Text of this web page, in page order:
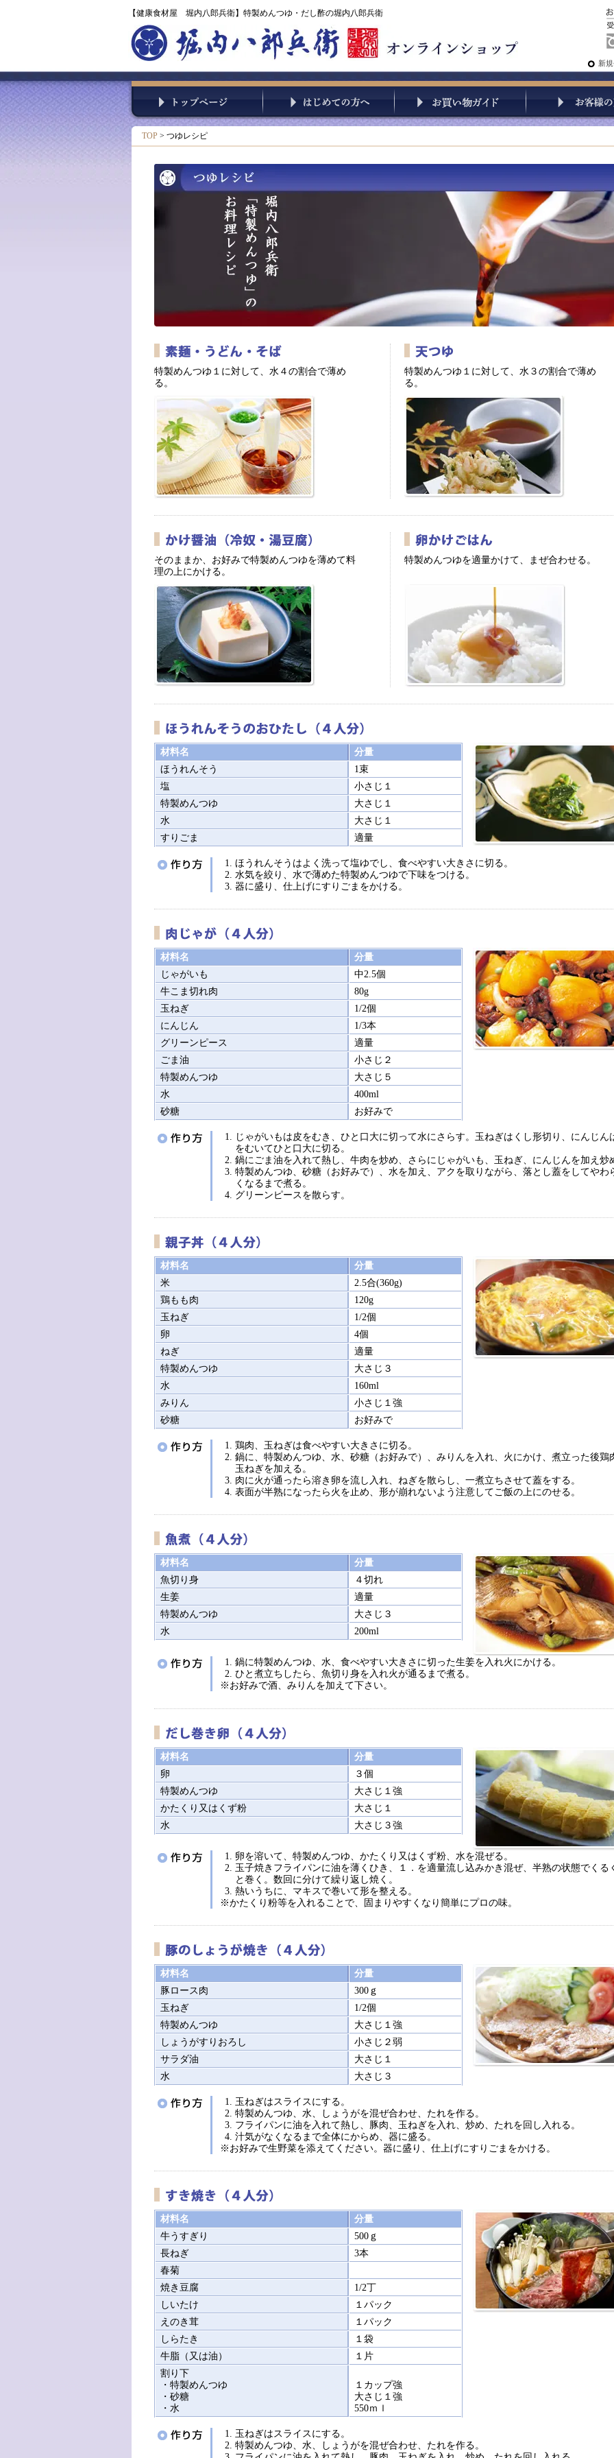
【健康食材屋 堀内八郎兵衛】特製めんつゆ・だし酢の堀内八郎兵衛
新
TOP > つゆレシピ
特製めんつゆ１に対して、水４の割合で薄め
る。
特製めんつゆ１に対して、水３の割合で薄め
る。
そのままか、お好みで特製めんつゆを薄めて料
理の上にかける。
特製めんつゆを適量かけて、まぜ合わせる。
材料名
分量
ほうれんそう
1束
塩
小さじ１
特製めんつゆ
大さじ１
水
大さじ１
すりごま
適量
ほうれんそうはよく洗って塩ゆでし、食べやすい大きさに切る。
水気を絞り、水で薄めた特製めんつゆで下味をつける。
器に盛り、仕上げにすりごまをかける。
材料名
分量
じゃがいも
中2.5個
牛こま切れ肉
80g
玉ねぎ
1/2個
にんじん
1/3本
グリーンピース
適量
ごま油
小さじ２
特製めんつゆ
大さじ５
水
400ml
砂糖
お好みで
じゃがいもは皮をむき、ひと口大に切って水にさらす。玉ねぎはくし形切り、にんじん
をむいてひと口大に切る。
鍋にごま油を入れて熱し、牛肉を炒め、さらにじゃがいも、玉ねぎ、にんじんを加え炒
特製めんつゆ、砂糖（お好みで）、水を加え、アクを取りながら、落とし蓋をしてやわ
くなるまで煮る。
グリーンピースを散らす。
材料名
分量
米
2.5合(360g)
鶏もも肉
120g
玉ねぎ
1/2個
卵
4個
ねぎ
適量
特製めんつゆ
大さじ３
水
160ml
みりん
小さじ１強
砂糖
お好みで
鶏肉、玉ねぎは食べやすい大きさに切る。
鍋に、特製めんつゆ、水、砂糖（お好みで）、みりんを入れ、火にかけ、煮立った後鶏
玉ねぎを加える。
肉に火が通ったら溶き卵を流し入れ、ねぎを散らし、一煮立ちさせて蓋をする。
表面が半熟になったら火を止め、形が崩れないよう注意してご飯の上にのせる。
材料名
分量
魚切り身
４切れ
生姜
適量
特製めんつゆ
大さじ３
水
200ml
鍋に特製めんつゆ、水、食べやすい大きさに切った生姜を入れ火にかける。
ひと煮立ちしたら、魚切り身を入れ火が通るまで煮る。
※お好みで酒、みりんを加えて下さい。
材料名
分量
卵
３個
特製めんつゆ
大さじ１強
かたくり又はくず粉
大さじ１
水
大さじ３強
卵を溶いて、特製めんつゆ、かたくり又はくず粉、水を混ぜる。
玉子焼きフライパンに油を薄くひき、１．を適量流し込みかき混ぜ、半熟の状態でくる
と巻く。数回に分けて繰り返し焼く。
熱いうちに、マキスで巻いて形を整える。
※かたくり粉等を入れることで、固まりやすくなり簡単にプロの味。
材料名
分量
豚ロース肉
300ｇ
玉ねぎ
1/2個
特製めんつゆ
大さじ１強
しょうがすりおろし
小さじ２弱
サラダ油
大さじ１
水
大さじ３
玉ねぎはスライスにする。
特製めんつゆ、水、しょうがを混ぜ合わせ、たれを作る。
フライパンに油を入れて熱し、豚肉、玉ねぎを入れ、炒め、たれを回し入れる。
汁気がなくなるまで全体にからめ、器に盛る。
※お好みで生野菜を添えてください。器に盛り、仕上げにすりごまをかける。
材料名
分量
牛うすぎり
500ｇ
長ねぎ
3本
春菊
焼き豆腐
1/2丁
しいたけ
１パック
えのき茸
１パック
しらたき
１袋
牛脂（又は油）
１片
割り下
・特製めんつゆ
・砂糖
・水
１カップ強
大さじ１強
550ｍｌ
玉ねぎはスライスにする。
特製めんつゆ、水、しょうがを混ぜ合わせ、たれを作る。